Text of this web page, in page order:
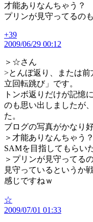
才能ありなんちゃう？
プリンが見守ってるの
+39の
発
2009/06/29 00:12
＞☆さん
>とんぼ返り、または
立回転跳び」です。
トンボ返りだけが記憶
のも思い出しましたが
た。
ブログの写真がかなり好
＞才能ありなんちゃう？
SAMを目指してもらい
＞プリンが見守ってる
見守っているというか
感じですねｗ
☆
発
2009/07/01 01:33